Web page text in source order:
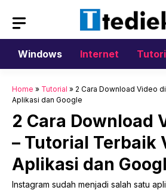
isi
Windows
Internet
Home » Tutorial » 2 Cara Download Video
Aplikasi dan Google
2 Cara Download
– Tutorial Terbaik
Aplikasi dan
Instagram sudah menjadi salah satu